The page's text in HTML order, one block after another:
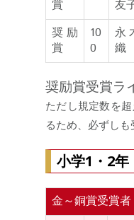
賞
友
奨励
賞
10
0
織
奨励賞受賞ラ
ただし規定数を
るため、必ずしも
小学1・2年
金～銅賞受賞者